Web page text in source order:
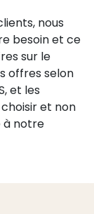
nous
besoin et ce
sur le
offres selon
et les
et non
à notre